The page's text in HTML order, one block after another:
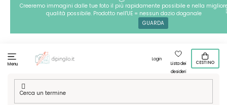
Passa
contenuto
Creeremo immagini dalle tue foto il più rapidamente possibile e nella
qualità possibile. Prodotto nell'UE = nessun dazio doganale
GUARDA
Menu
Login
Lista dei
desideri
CESTINO
Casa
Istruzioni / Puntinismo – ISTRUZIONI